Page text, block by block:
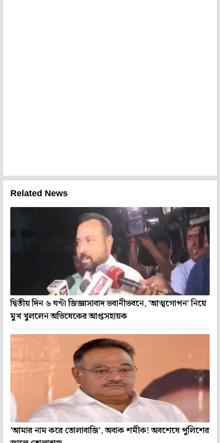
Related News
দ্বিতীয় দিন ৬ ঘণ্টা জিজ্ঞাসাবাদ ভবানীভবনে, 'আত্মগোপন' নিয়ে
মুখ খুললেন অভিষেকের আপ্তসহায়ক
'আমার নাম করে তোলাবাজি', অবাক শমীক! অবশেষে পুলিশের